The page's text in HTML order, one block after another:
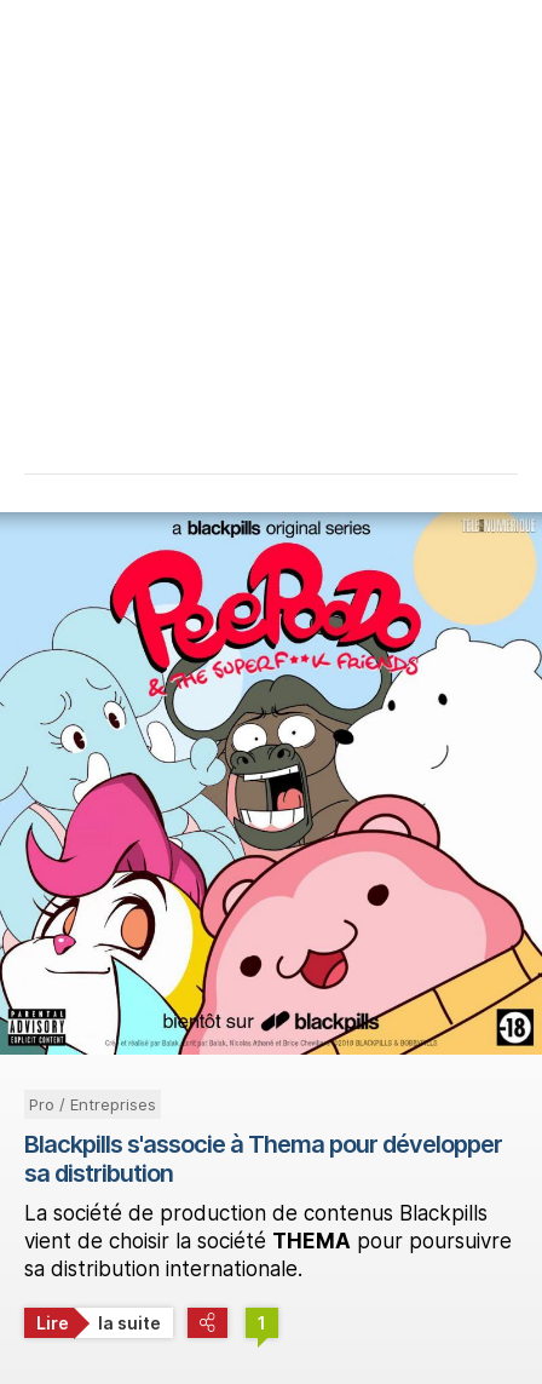
Pro / Entreprises
Blackpills s'associe à Thema pour développer
sa distribution
La société de production de contenus Blackpills
vient de choisir la société THEMA pour poursuivre
sa distribution internationale.
Lire la suite 1